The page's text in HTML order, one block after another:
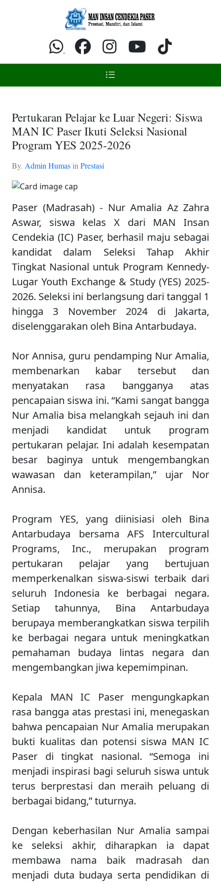
Pertukaran Pelajar ke Luar Negeri: Siswa
MAN IC Paser Ikuti Seleksi Nasional
Program YES 2025-2026
By. Admin HumasinPrestasi
Paser (Madrasah) - Nur Amalia Az Zahra
Aswar, siswa kelas X dari MAN Insan
Cendekia (IC) Paser, berhasil maju sebagai
kandidat dalam Seleksi Tahap Akhir
Tingkat Nasional untuk Program Kennedy-
Lugar Youth Exchange & Study (YES) 2025-
2026. Seleksi ini berlangsung dari tanggal 1
hingga 3 November 2024 di Jakarta,
diselenggarakan oleh Bina Antarbudaya.
Nor Annisa, guru pendamping Nur Amalia,
membenarkan kabar tersebut dan
menyatakan rasa bangganya atas
pencapaian siswa ini. “Kami sangat bangga
Nur Amalia bisa melangkah sejauh ini dan
menjadi kandidat untuk program
pertukaran pelajar. Ini adalah kesempatan
besar baginya untuk mengembangkan
wawasan dan keterampilan,” ujar Nor
Annisa.
Program YES, yang diinisiasi oleh Bina
Antarbudaya bersama AFS Intercultural
Programs, Inc., merupakan program
pertukaran pelajar yang bertujuan
memperkenalkan siswa-siswi terbaik dari
seluruh Indonesia ke berbagai negara.
Setiap tahunnya, Bina Antarbudaya
berupaya memberangkatkan siswa terpilih
ke berbagai negara untuk meningkatkan
pemahaman budaya lintas negara dan
mengembangkan jiwa kepemimpinan.
Kepala MAN IC Paser mengungkapkan
rasa bangga atas prestasi ini, menegaskan
bahwa pencapaian Nur Amalia merupakan
bukti kualitas dan potensi siswa MAN IC
Paser di tingkat nasional. “Semoga ini
menjadi inspirasi bagi seluruh siswa untuk
terus berprestasi dan meraih peluang di
berbagai bidang,” tuturnya.
Dengan keberhasilan Nur Amalia sampai
ke seleksi akhir, diharapkan ia dapat
membawa nama baik madrasah dan
menjadi duta budaya serta pendidikan di